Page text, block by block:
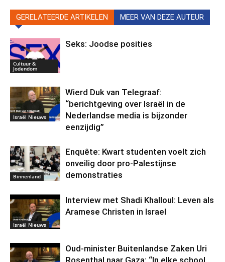
GERELATEERDE ARTIKELEN MEER VAN DEZE AUTEUR
Cultuur &
Jodendom
Seks: Joodse posities
Israël Nieuws
Wierd Duk van Telegraaf:
“berichtgeving over Israël in de
Nederlandse media is bijzonder
eenzijdig”
Binnenland
Enquête: Kwart studenten voelt zich
onveilig door pro-Palestijnse
demonstraties
Israël Nieuws
Interview met Shadi Khalloul: Leven als
Aramese Christen in Israel
Oud-minister Buitenlandse Zaken Uri
Rosenthal naar Gaza: “In elke school